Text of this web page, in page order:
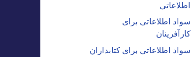
اطلاعاتی
سواد اطلاعاتی برای
کارآفرینان
سواد اطلاعاتی برای کتابداران